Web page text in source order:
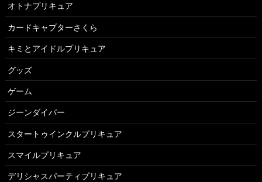
オトナプリキュア
カードキャプターさくら
キミとアイドルプリキュア
グッズ
ゲーム
ジーンダイバー
スタートゥインクルプリキュア
スマイルプリキュア
デリシャスパーティプリキュア